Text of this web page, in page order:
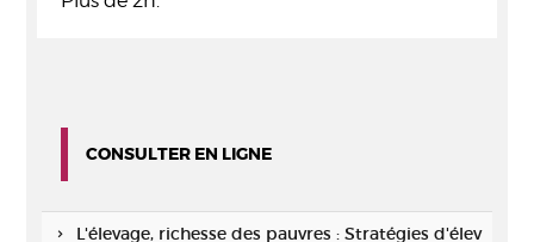
CONSULTER EN LIGNE
L'élevage, richesse des pauvres : Stratégies d'élev